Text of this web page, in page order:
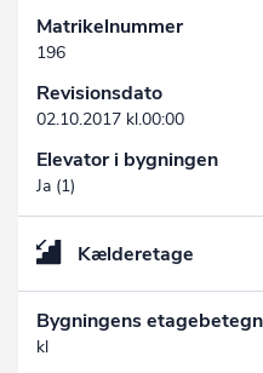
Matrikelnummer
196
Revisionsdato
02.10.2017 kl.00:00
Elevator i bygningen
Ja (1)
Kælderetage
Bygningens
kl